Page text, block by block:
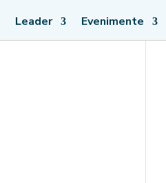
Leader Evenimente